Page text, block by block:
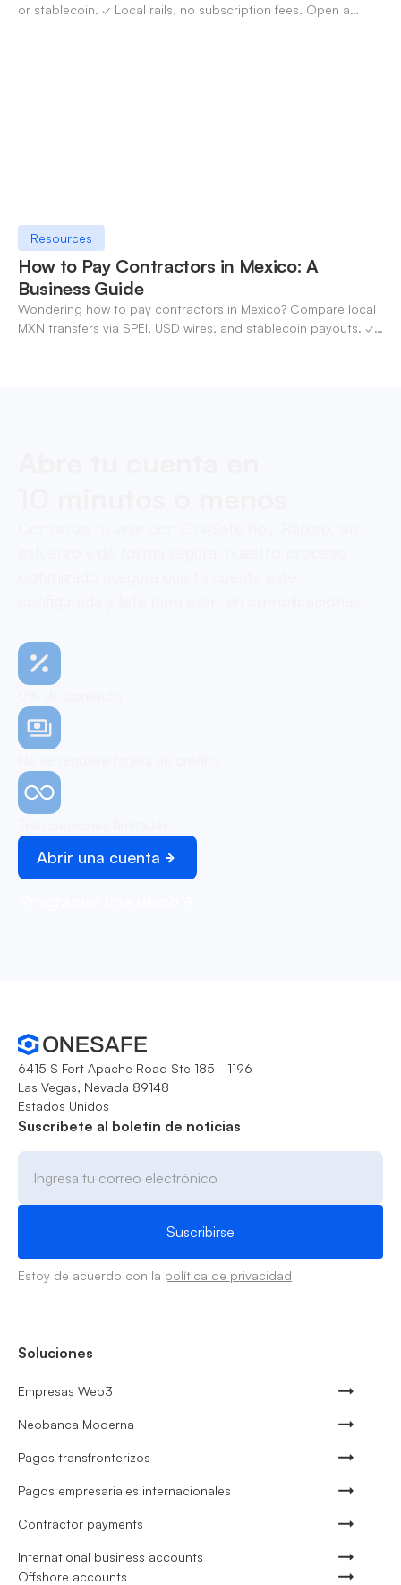
or stablecoin. ✓ Local rails, no subscription fees. Open a
Resources
How to Pay Contractors in Mexico: A
Business Guide
Wondering how to pay contractors in Mexico? Compare local
MXN transfers via SPEI, USD wires, and stablecoin payouts. ✓
Abrir una cuenta
6415 S Fort Apache Road Ste 185 - 1196
Las Vegas, Nevada 89148
Estados Unidos
Suscríbete al boletín de noticias
Estoy de acuerdo con la política de privacidad
Soluciones
Empresas Web3
Neobanca Moderna
Pagos transfronterizos
Pagos empresariales internacionales
Contractor payments
International business accounts
Offshore accounts